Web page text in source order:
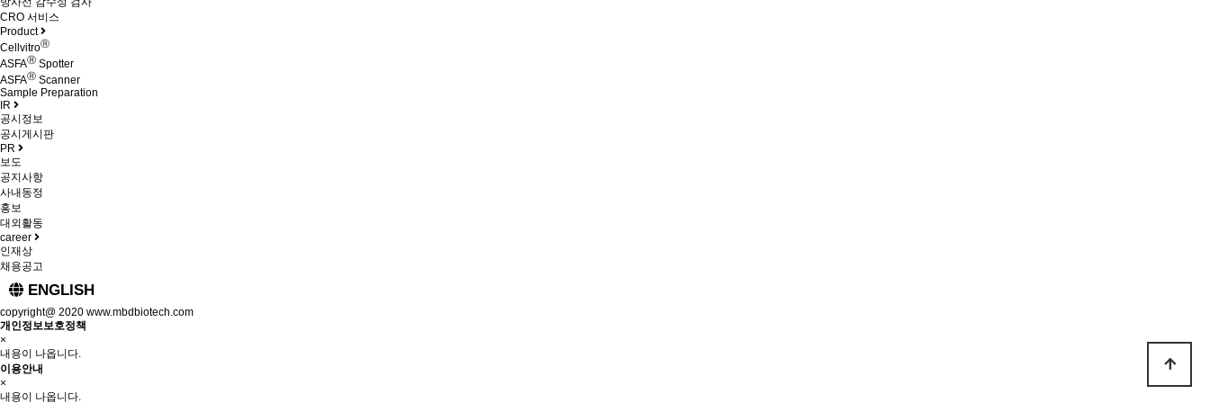
CRO 서비스
Product
CellvitroⓇ
ASFAⓇ Spotter
ASFAⓇ Scanner
Sample Preparation
IR
공시정보
공시게시판
PR
보도
공지사항
사내동정
홍보
대외활동
career
인재상
채용공고
ENGLISH
copyright@ 2020 www.mbdbiotech.com
개인정보보호정책
×
내용이 나옵니다.
이용안내
×
내용이 나옵니다.